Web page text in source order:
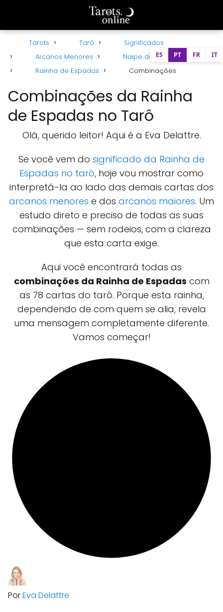
Tarots Tarô
Significados
Arcanos Menores
Naipe de Espadas
Rainha de Espadas
Combinações
Combinações da Rainha
de Espadas no Tarô
Olá, querido leitor! Aqui é a Eva Delattre.
Se você vem do significado da Rainha de
Espadas no tarô, hoje vou mostrar como
interpretá-la ao lado das demais cartas dos
arcanos menores e dos arcanos maiores. Um
estudo direto e preciso de todas as suas
combinações — sem rodeios, com a clareza
que esta carta exige.
Aqui você encontrará todas as
combinações da Rainha de Espadas com
as 78 cartas do tarô. Porque esta rainha,
dependendo de com quem se alia, revela
uma mensagem completamente diferente.
Vamos começar!
PorEva Delattre
ES PT FR IT